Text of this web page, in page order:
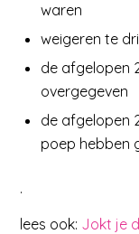
waren
weigeren te
de afgelopen
overgegeven
de afgelopen
poep hebben
.
lees ook: Jokt je